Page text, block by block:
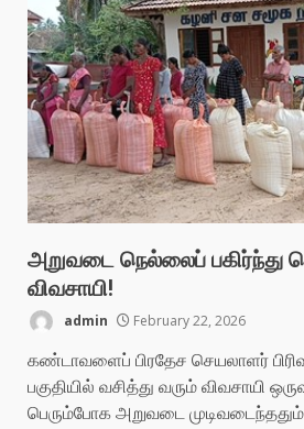
அறுவடை நெல்லைப் பகிர்ந்து
விவசாயி!
admin February 22, 2026
கண்டாவளைப் பிரதேச செயலாளர்
பகுதியில் வசித்து வரும் விவசாயி
பெரும்போக அறுவடை